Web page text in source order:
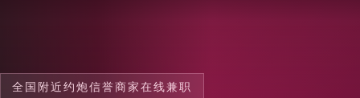
全国附近约炮信誉商家在线兼职